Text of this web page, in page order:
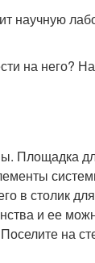
научную
на него?
Площадка
в столик
и ее
на